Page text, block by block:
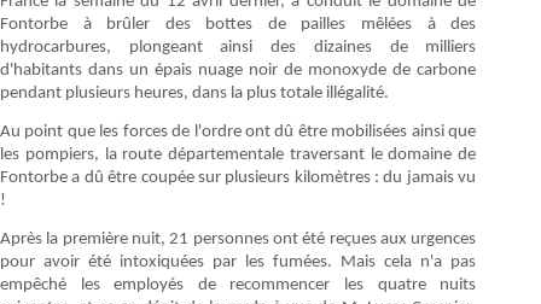
Fontorbe à brûler des bottes de pailles mêlées à des
hydrocarbures, plongeant ainsi des dizaines de milliers
d'habitants dans un épais nuage noir de monoxyde de carbone
pendant plusieurs heures, dans la plus totale illégalité.
Au point que les forces de l'ordre ont dû être mobilisées ainsi que
les pompiers, la route départementale traversant le domaine de
Fontorbe a dû être coupée sur plusieurs kilomètres : du jamais vu
!
Après la première nuit, 21 personnes ont été reçues aux urgences
pour avoir été intoxiquées par les fumées. Mais cela n'a pas
empêché les employés de recommencer les quatre nuits